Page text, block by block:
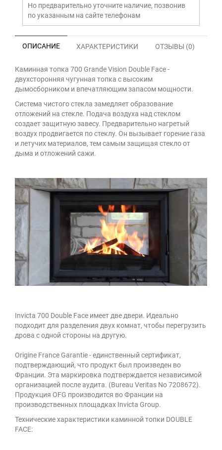
Но предварительно уточните наличие, позвонив
по указанным на сайте телефонам
ОПИСАНИЕ ХАРАКТЕРИСТИКИ ОТЗЫВЫ (0)
Каминная топка 700 Grande Vision Double Face -
двухсторонняя чугунная топка с высоким
дымосборником и впечатляющим запасом мощности.
Система чистого стекла замедляет образование
отложений на стекле. Подача воздуха над стеклом
создает защитную завесу. Предварительно нагретый
воздух продвигается по стеклу. Он вызывает горение газа
и летучих материалов, тем самым защищая стекло от
дыма и отложений сажи.
Invicta 700 Double Face имеет две двери. Идеально
подходит для разделения двух комнат, чтобы перегрузить
дрова с одной стороны на другую.
Origine France Garantie - единственный сертификат,
подтверждающий, что продукт был произведен во
Франции. Эта маркировка подтверждается независимой
организацией после аудита. (Bureau Veritas No 7208672).
Продукция OFG производится во Франции на
производственных площадках Invicta Group.
Технические характеристики каминной топки DOUBLE
FACE: